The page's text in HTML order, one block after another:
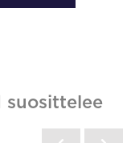
suosittelee